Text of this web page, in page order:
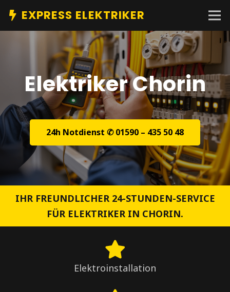
EXPRESS ELEKTRIKER
Elektriker Chorin
24h Notdienst ✆ 01590 – 435 50 48
IHR FREUNDLICHER 24-STUNDEN-SERVICE
FÜR ELEKTRIKER IN CHORIN.
Elektroinstallation